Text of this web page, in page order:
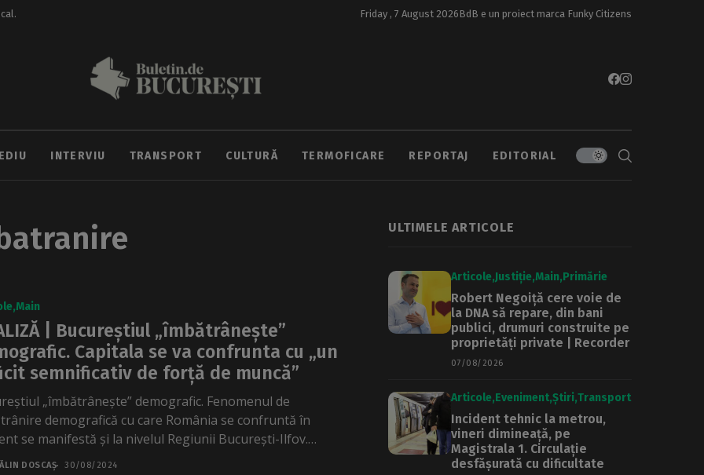
Friday , 7 August 2026BdB e un proiect marca Funky Citizens
INTERVIU TRANSPORT CULTURĂ TERMOFICARE REPORTAJ EDITORIAL
Main
| Bucureștiul „îmbătrânește”
Capitala se va confrunta cu „un
semnificativ de forță de muncă”
„îmbătrânește” demografic. Fenomenul de
demografică cu care România se confruntă în
se manifestă și la nivelul Regiunii București-Ilfov.
datelor...
DOSCAȘ 30/08/2024
ULTIMELE ARTICOLE
Articole Justiție Main Primărie
Robert Negoiță cere voie de
la DNA să repare, din bani
publici, drumuri construite pe
proprietăți private | Recorder
07/08/2026
Articole Eveniment Știri Transport
Incident tehnic la metrou,
vineri dimineață, pe
Magistrala 1. Circulație
desfășurată cu dificultate